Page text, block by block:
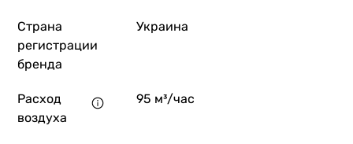
Страна
регистрации
бренда
Украина
Расход
воздуха
95 м³/час